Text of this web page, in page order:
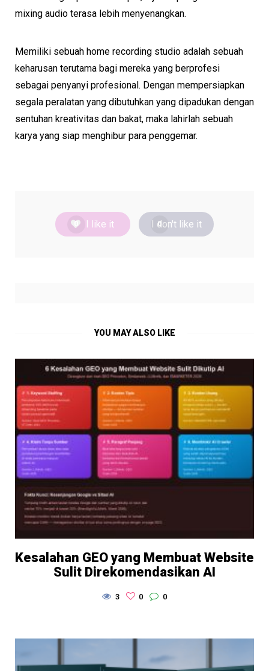
mixing audio terasa lebih menyenangkan.
Memiliki sebuah home recording studio adalah sebuah
keharusan terutama bagi mereka yang berprofesi
sebagai penyanyi profesional. Dengan mempersiapkan
segala peralatan yang dibutuhkan yang dipadukan dengan
sentuhan kreativitas dan bakat, maka lahirlah sebuah
karya yang siap menghibur para penggemar.
0 I like it 0
I don't like it
YOU MAY ALSO LIKE
Kesalahan GEO yang Membuat Website
Sulit Direkomendasikan AI
3 0 0